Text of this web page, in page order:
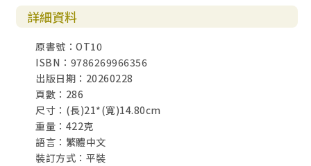
詳細資料
原書號：OT10
ISBN：9786269966356
出版日期：20260228
頁數：286
尺寸：(長)21*(寬)14.80cm
重量：422克
語言：繁體中文
裝訂方式：平裝